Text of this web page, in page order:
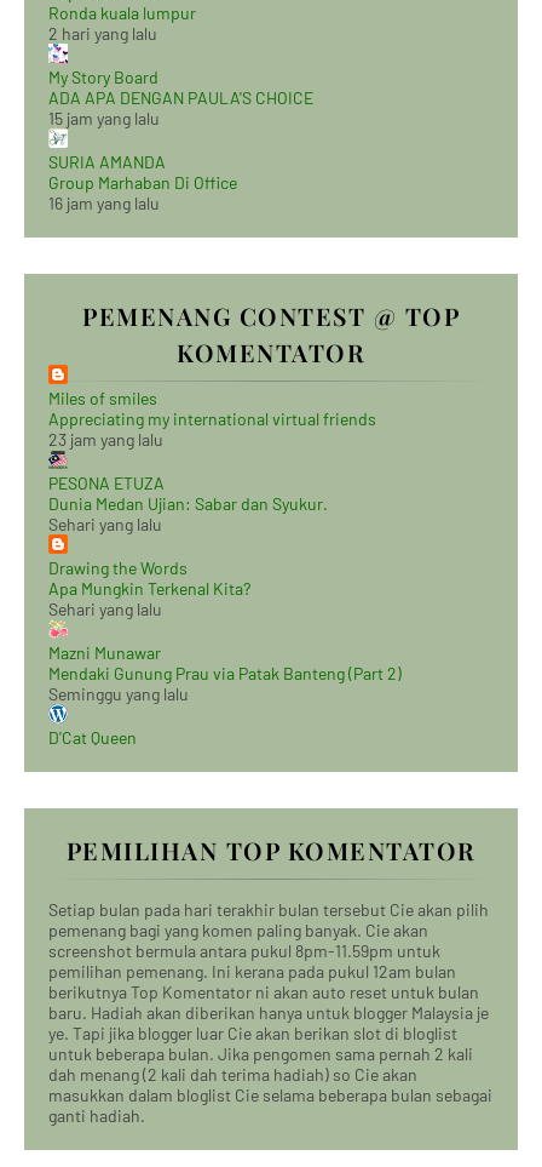
Ronda kuala lumpur
2 hari yang lalu
My Story Board
ADA APA DENGAN PAULA'S CHOICE
15 jam yang lalu
SURIA AMANDA
Group Marhaban Di Office
16 jam yang lalu
PEMENANG CONTEST @ TOP
KOMENTATOR
Miles of smiles
Appreciating my international virtual friends
23 jam yang lalu
PESONA ETUZA
Dunia Medan Ujian: Sabar dan Syukur.
Sehari yang lalu
Drawing the Words
Apa Mungkin Terkenal Kita?
Sehari yang lalu
Mazni Munawar
Mendaki Gunung Prau via Patak Banteng (Part 2)
Seminggu yang lalu
D'Cat Queen
PEMILIHAN TOP KOMENTATOR
Setiap bulan pada hari terakhir bulan tersebut Cie akan pilih
pemenang bagi yang komen paling banyak. Cie akan
screenshot bermula antara pukul 8pm-11.59pm untuk
pemilihan pemenang. Ini kerana pada pukul 12am bulan
berikutnya Top Komentator ni akan auto reset untuk bulan
baru. Hadiah akan diberikan hanya untuk blogger Malaysia je
ye. Tapi jika blogger luar Cie akan berikan slot di bloglist
untuk beberapa bulan. Jika pengomen sama pernah 2 kali
dah menang (2 kali dah terima hadiah) so Cie akan
masukkan dalam bloglist Cie selama beberapa bulan sebagai
ganti hadiah.